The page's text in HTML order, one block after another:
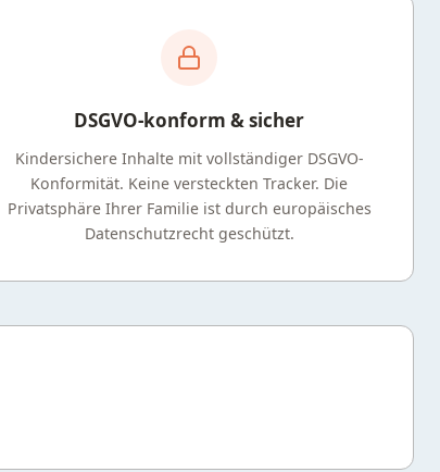
DSGVO-konform & sicher
Kindersichere Inhalte mit vollständiger DSGVO-
Konformität. Keine versteckten Tracker. Die
Privatsphäre Ihrer Familie ist durch europäisches
Datenschutzrecht geschützt.